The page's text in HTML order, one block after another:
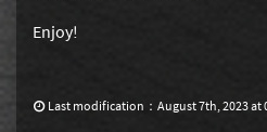
Enjoy!
Last modification：August 7th, 2023 at